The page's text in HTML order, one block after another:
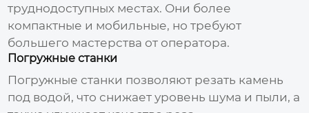
труднодоступных местах. Они более
компактные и мобильные, но требуют
большего мастерства от оператора.
Погружные станки
Погружные станки позволяют резать камень
под водой, что снижает уровень шума и пыли, а